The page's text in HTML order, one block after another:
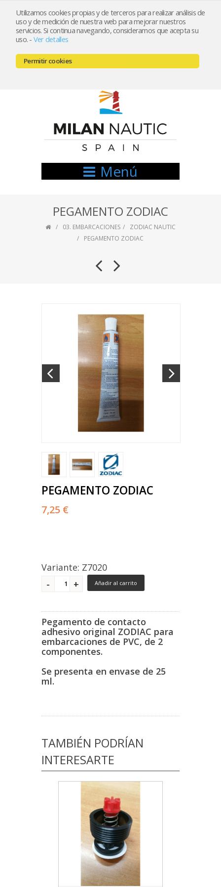
Utilizamos cookies propias y de terceros para realizar análisis de
uso y de medición de nuestra web para mejorar nuestros
servicios. Si continua navegando, consideramos que acepta su
uso. - Ver detalles
Permitir cookies
Registrarse Mi cuenta
666521122 // 654999333
Menú
PEGAMENTO ZODIAC
03. EMBARCACIONES
ZODIAC NAUTIC
PEGAMENTO ZODIAC
PEGAMENTO ZODIAC
7,25 €
Variante: Z7020
Añadir al carrito
Pegamento de contacto
adhesivo original ZODIAC para
embarcaciones de PVC, de 2
componentes.
Se presenta en envase de 25
ml.
TAMBIÉN PODRÍAN
INTERESARTE